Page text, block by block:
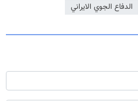
الدفاع الجوي الايراني